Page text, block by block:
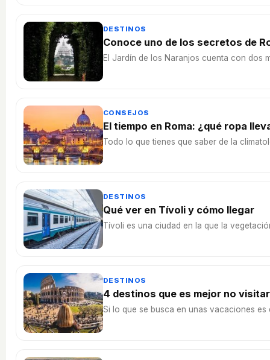
DESTINOS
Conoce uno de los secretos de
El Jardín de los Naranjos cuenta con dos
CONSEJOS
El tiempo en Roma: ¿qué ropa
Todo lo que tienes que saber de la
DESTINOS
Qué ver en Tívoli y cómo llegar
Tívoli es una ciudad en la que la
DESTINOS
4 destinos que es mejor no
Si lo que se busca en unas vacaciones es